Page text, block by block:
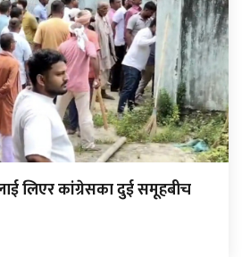
लिएर कांग्रेसका दुई समूहबीच